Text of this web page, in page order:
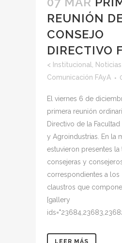
REUNIÓN
CONSEJO
DIRECTIVO
< Institucional Noticias
Comunicación FAyA
El viernes 6 de
primera reunión
Directivo de la
y Agroindustrias. En la
estuvieron presentes la
consejeras y
correspondientes a
claustros que
[gallery
LEER MÁS